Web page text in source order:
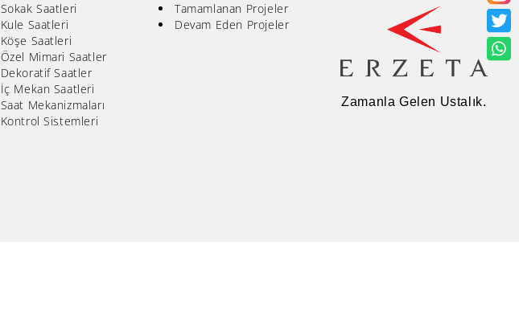
Sokak Saatleri
Kule Saatleri
Köşe Saatleri
Özel Mimari Saatler
Dekoratif Saatler
İç Mekan Saatleri
Saat Mekanizmaları
Kontrol Sistemleri
Tamamlanan Projeler
Devam Eden Projeler
Zamanla Gelen Ustalık.